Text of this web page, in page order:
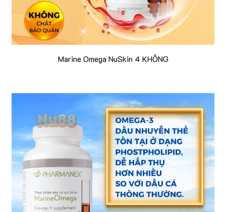
Marine Omega NuSkin 4 KHÔNG